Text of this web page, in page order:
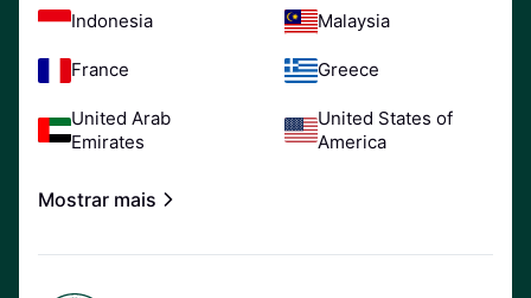
Indonesia Malaysia
France Greece
United Arab
Emirates
United States of
America
Mostrar mais